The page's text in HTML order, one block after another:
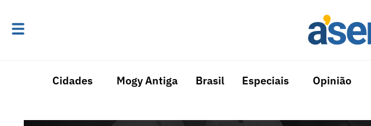
Cidades Mogy Antiga Brasil Especiais Opinião